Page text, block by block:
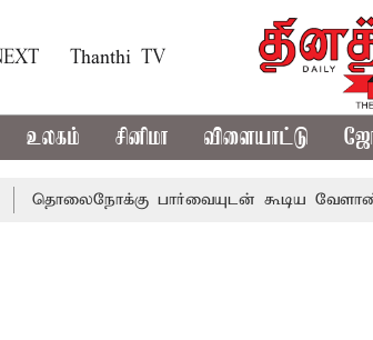
Thanthi TV
உலகம் சினிமா விளையாட்டு
பார்வையுடன் கூடிய வேளாண்